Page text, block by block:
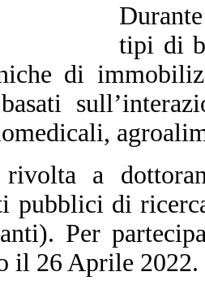
tipi di
di
a
pubblici di
Per
il 26 Aprile 2022.